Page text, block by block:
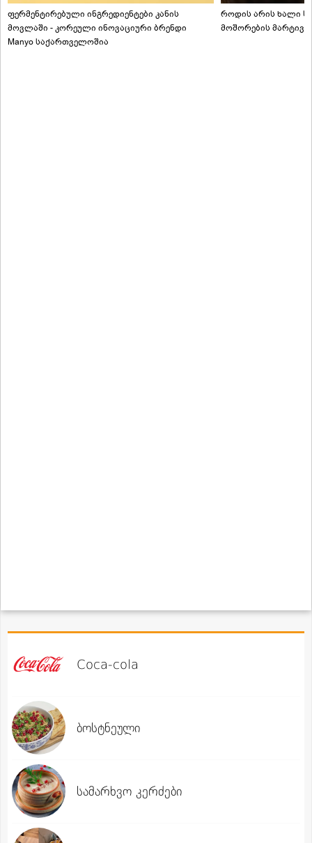
ფერმენტირებული ინგრედიენტები კანის
მოვლაში - კორეული ინოვაციური ბრენდი
Manyo საქართველოშია
როდის არის ხალი
მოშორების
Coca-cola
ბოსტნეული
სამარხვო კერძები